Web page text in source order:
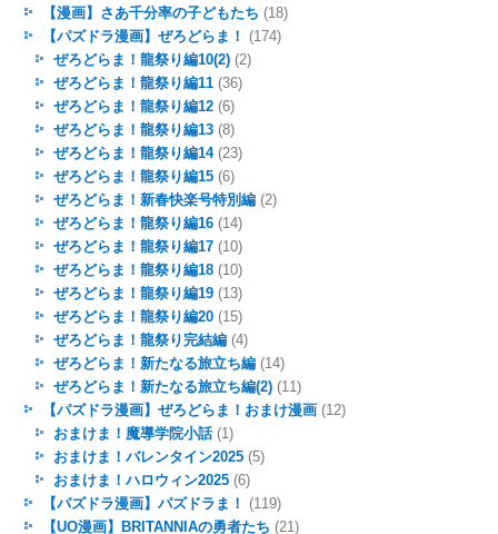
【漫画】さあ千分率の子どもたち (18)
【パズドラ漫画】ぜろどらま！
(174)
ぜろどらま！龍祭り編10(2)(2)
ぜろどらま！龍祭り編11(36)
ぜろどらま！龍祭り編12(6)
ぜろどらま！龍祭り編13(8)
ぜろどらま！龍祭り編14(23)
ぜろどらま！龍祭り編15(6)
ぜろどらま！新春快楽号特別編(2)
ぜろどらま！龍祭り編16(14)
ぜろどらま！龍祭り編17(10)
ぜろどらま！龍祭り編18(10)
ぜろどらま！龍祭り編19(13)
ぜろどらま！龍祭り編20(15)
ぜろどらま！龍祭り完結編(4)
ぜろどらま！新たなる旅立ち編(14)
ぜろどらま！新たなる旅立ち編(2)(11)
【パズドラ漫画】ぜろどらま！おまけ漫画(12)
おまけま！魔導学院小話(1)
おまけま！バレンタイン2025(5)
おまけま！ハロウィン2025(6)
【パズドラ漫画】パズドラま！
(119)
【UO漫画】BRITANNIAの勇者たち (21)